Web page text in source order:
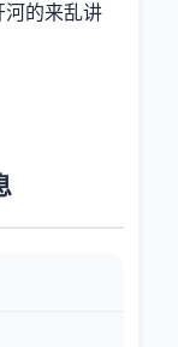
河的来乱讲